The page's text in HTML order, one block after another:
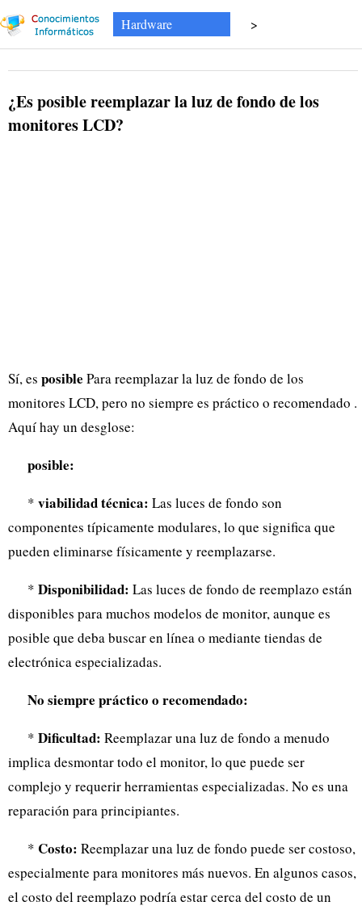
Hardware >
¿Es posible reemplazar la luz de fondo de los
monitores LCD?
Sí, es posible Para reemplazar la luz de fondo de los
monitores LCD, pero no siempre es práctico o recomendado .
Aquí hay un desglose:
posible:
* viabilidad técnica: Las luces de fondo son
componentes típicamente modulares, lo que significa que
pueden eliminarse físicamente y reemplazarse.
* Disponibilidad: Las luces de fondo de reemplazo están
disponibles para muchos modelos de monitor, aunque es
posible que deba buscar en línea o mediante tiendas de
electrónica especializadas.
No siempre práctico o recomendado:
* Dificultad: Reemplazar una luz de fondo a menudo
implica desmontar todo el monitor, lo que puede ser
complejo y requerir herramientas especializadas. No es una
reparación para principiantes.
* Costo: Reemplazar una luz de fondo puede ser costoso,
especialmente para monitores más nuevos. En algunos casos,
el costo del reemplazo podría estar cerca del costo de un